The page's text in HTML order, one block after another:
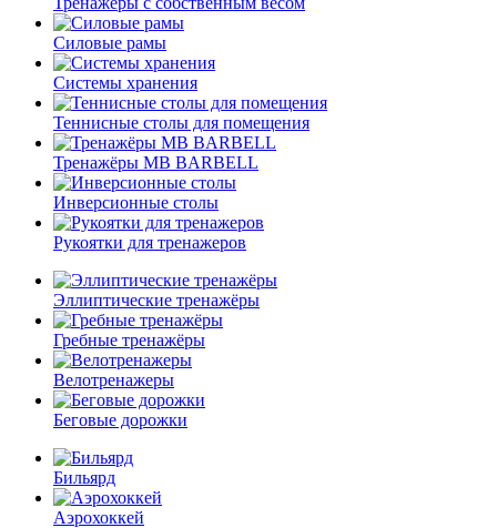
Силовые рамы
Системы хранения
Теннисные столы для помещения
Тренажёры MB BARBELL
Инверсионные столы
Рукоятки для тренажеров
Эллиптические тренажёры
Гребные тренажёры
Велотренажеры
Беговые дорожки
Бильярд
Аэрохоккей